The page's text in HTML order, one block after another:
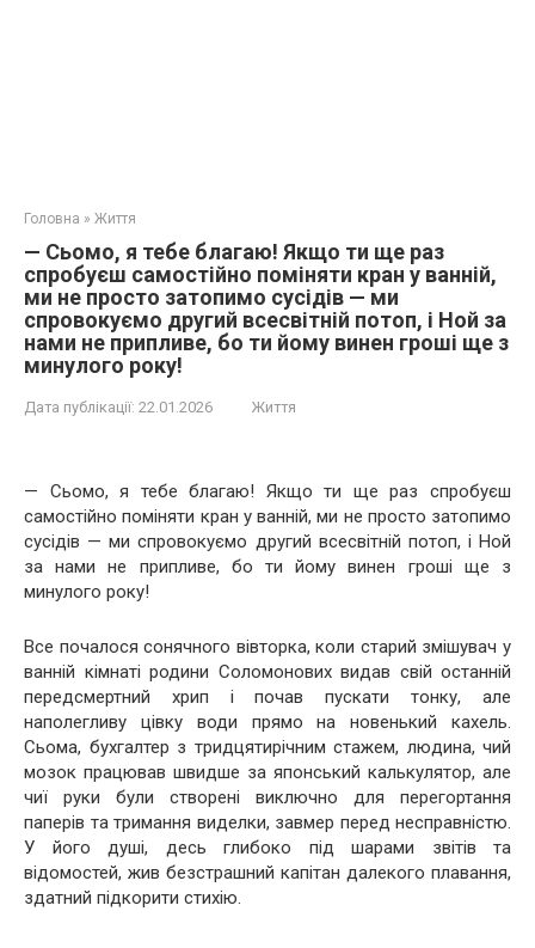
Головна » Життя
— Сьомо, я тебе благаю! Якщо ти ще раз
спробуєш самостійно поміняти кран у ванній,
ми не просто затопимо сусідів — ми
спровокуємо другий всесвітній потоп, і Ной за
нами не припливе, бо ти йому винен гроші ще з
минулого року!
Дата публікації: 22.01.2026 Життя
— Сьомо, я тебе благаю! Якщо ти ще раз спробуєш
самостійно поміняти кран у ванній, ми не просто затопимо
сусідів — ми спровокуємо другий всесвітній потоп, і Ной
за нами не припливе, бо ти йому винен гроші ще з
минулого року!
Все почалося сонячного вівторка, коли старий змішувач у
ванній кімнаті родини Соломонових видав свій останній
передсмертний хрип і почав пускати тонку, але
наполегливу цівку води прямо на новенький кахель.
Сьома, бухгалтер з тридцятирічним стажем, людина, чий
мозок працював швидше за японський калькулятор, але
чиї руки були створені виключно для перегортання
паперів та тримання виделки, завмер перед несправністю.
У його душі, десь глибоко під шарами звітів та
відомостей, жив безстрашний капітан далекого плавання,
здатний підкорити стихію.